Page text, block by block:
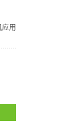
应用